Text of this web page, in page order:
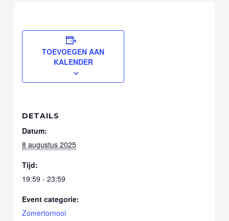
TOEVOEGEN AAN
KALENDER
DETAILS
Datum:
8 augustus 2025
Tijd:
19:59 - 23:59
Event categorie:
Zomertornooi